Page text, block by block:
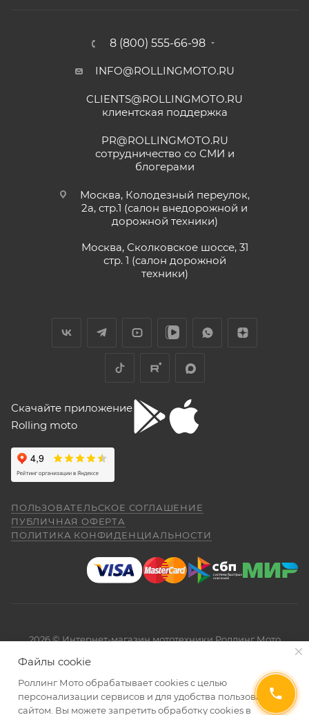
8 (800) 555-66-98
INFO@ROLLINGMOTO.RU
CLIENTS@ROLLINGMOTO.RU
клиентская поддержка
PR@ROLLINGMOTO.RU
сотрудничество со СМИ и
блогерами
Москва, Колодезный переулок,
2а, стр.1 (салон внедорожной и
дорожной техники)
Москва, Сколковское шоссе, 31
стр. 1 (салон дорожной
техники)
Скачайте приложение
Rolling moto
ПОЛЬЗОВАТЕЛЬСКОЕ СОГЛАШЕНИЕ
ПУБЛИЧНАЯ ОФЕРТА
ПОЛИТИКА КОНФИДЕНЦИАЛЬНОСТИ
2026 © Интернет-магазин мототехники Роллинг Мото
Файлы cookie
Роллинг Мото обрабатывает сookies с целью
персонализации сервисов и для удобства пользования
сайтом. Вы можете запретить обработку сookies в